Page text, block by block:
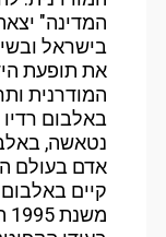
המדינה"
בישראל
את תופעת
המודרנית
באלבום
נטאשה,
אדם בעולם
קיים